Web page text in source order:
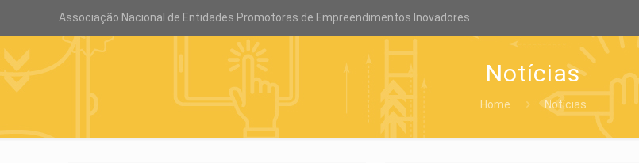
Associação Nacional de Entidades Promotoras de Empreendimentos Inovadores
Notícias
Home Notícias